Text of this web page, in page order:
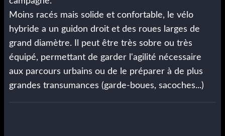
Moins racés mais solide et confortable, le vélo
hybride a un guidon droit et des roues larges de
grand diamètre. Il peut être très sobre ou très
équipé, permettant de garder l'agilité nécessaire
aux parcours urbains ou de le préparer à de plus
grandes transumances (garde-boues, sacoches...)